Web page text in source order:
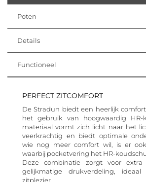
Poten
Details
Functioneel
PERFECT ZITCOMFORT
De Stradun biedt een heerlijk
het gebruik van hoogwaardig HR-
materiaal vormt zich licht naar het
veerkrachtig en biedt optimale
wie nog meer comfort wil, is er
waarbij pocketvering het HR-
Deze combinatie zorgt voor
gelijkmatige drukverdeling,
zitplezier.